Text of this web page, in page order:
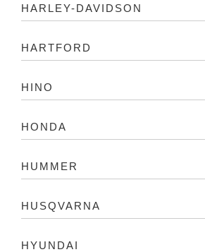
HARLEY-DAVIDSON
HARTFORD
HINO
HONDA
HUMMER
HUSQVARNA
HYUNDAI